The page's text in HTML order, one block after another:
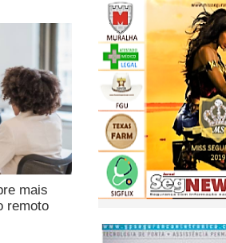
mais
remoto